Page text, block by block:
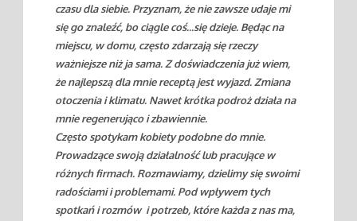
czasu dla siebie. Przyznam, że nie zawsze udaje mi
się go znaleźć, bo ciągle coś...się dzieje. Będąc na
miejscu, w domu, często zdarzają się rzeczy
ważniejsze niż ja sama. Z doświadczenia już wiem,
że najlepszą dla mnie receptą jest wyjazd. Zmiana
otoczenia i klimatu. Nawet krótka podroż działa na
mnie regenerująco i zbawiennie.
Często spotykam kobiety podobne do mnie.
Prowadzące swoją działalność lub pracujące w
różnych firmach. Rozmawiamy, dzielimy się swoimi
radościami i problemami. Pod wpływem tych
spotkań i rozmów i potrzeb, które każda z nas ma,